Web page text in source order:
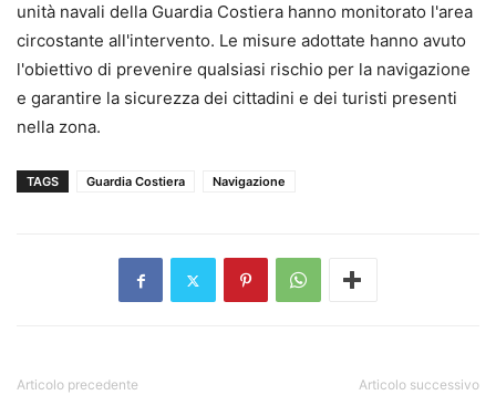
unità navali della Guardia Costiera hanno monitorato l'area
circostante all'intervento. Le misure adottate hanno avuto
l'obiettivo di prevenire qualsiasi rischio per la navigazione
e garantire la sicurezza dei cittadini e dei turisti presenti
nella zona.
TAGS Guardia Costiera Navigazione
Articolo precedente Articolo successivo